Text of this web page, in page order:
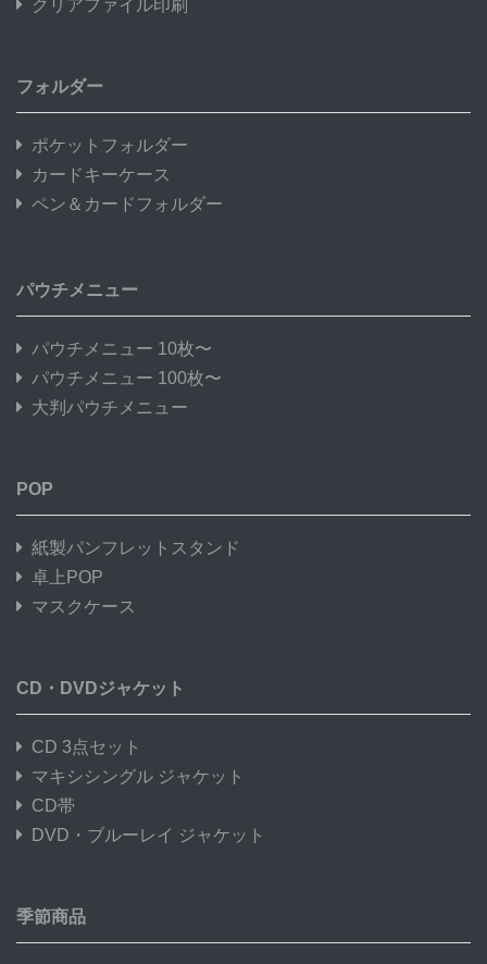
クリアファイル印刷
フォルダー
ポケットフォルダー
カードキーケース
ペン＆カードフォルダー
パウチメニュー
パウチメニュー 10枚〜
パウチメニュー 100枚〜
大判パウチメニュー
POP
紙製パンフレットスタンド
卓上POP
マスクケース
CD・DVDジャケット
CD 3点セット
マキシシングル ジャケット
CD帯
DVD・ブルーレイ ジャケット
季節商品